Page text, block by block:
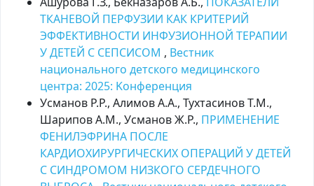
ТКАНЕВОЙ ПЕРФУЗИИ КАК КРИТЕРИЙ
ЭФФЕКТИВНОСТИ ИНФУЗИОННОЙ ТЕРАПИИ
У ДЕТЕЙ С СЕПСИСОМ , Вестник
национального детского медицинского
центра: 2025: Kонференция
Усманов Р.Р., Алимов А.А., Тухтасинов Т.М.,
Шарипов А.М., Усманов Ж.Р., ПРИМЕНЕНИЕ
ФЕНИЛЭФРИНА ПОСЛЕ
КАРДИОХИРУРГИЧЕСКИХ ОПЕРАЦИЙ У ДЕТЕЙ
С СИНДРОМОМ НИЗКОГО СЕРДЕЧНОГО